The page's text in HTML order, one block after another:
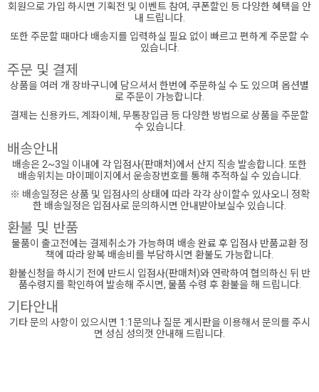
회원으로 가입 하시면 기획전 및 이벤트 참여, 쿠폰할인 등 다양한 혜택을 안
내 드립니다.
또한 주문할 때마다 배송지를 입력하실 필요 없이 빠르고 편하게 주문할 수
있습니다.
주문 및 결제
상품을 여러 개 장바구니에 담으셔서 한번에 주문하실 수 도 있으며 옵션별
로 주문이 가능합니다.
결제는 신용카드, 계좌이체, 무통장입금 등 다양한 방법으로 상품을 주문할
수 있습니다.
배송안내
배송은 2~3일 이내에 각 입점사(판매처)에서 산지 직송 발송합니다. 또한
배송위치는 마이페이지에서 운송장번호를 통해 추적하실 수 있습니다.
※ 배송일정은 상품 및 입점사의 상태에 따라 각각 상이할수 있사오니 정확
한 배송일정은 입점사로 문의하시면 안내받아보실수 있습니다.
환불 및 반품
물품이 출고전에는 결제취소가 가능하며 배송 완료 후 입점사 반품교환 정
책에 따라 왕복 배송비를 부담하시면 환불도 가능합니다.
환불신청을 하시기 전에 반드시 입점사(판매처)와 연락하여 협의하신 뒤 반
품수령지를 확인하여 발송해 주시면, 물품 수령 후 환불을 해 드립니다.
기타안내
기타 문의 사항이 있으시면 1:1문의나 질문 게시판을 이용해서 문의를 주시
면 성심 성의껏 안내해 드립니다.